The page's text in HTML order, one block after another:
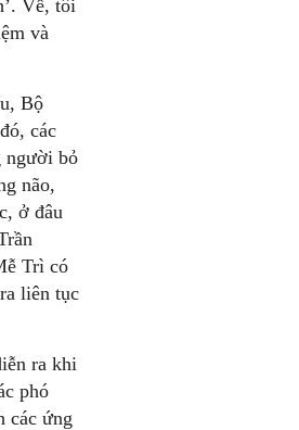
Về, tôi
và
Bộ
các
người bỏ
não,
ở đâu
Trì có
liên tục
ra khi
phó
các ứng